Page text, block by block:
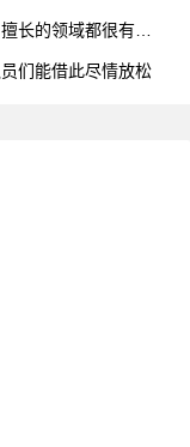
长的领域都很有效
们能借此尽情放松